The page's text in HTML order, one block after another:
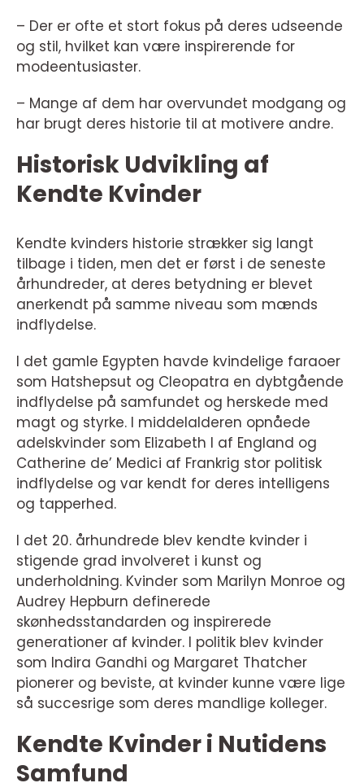
– Der er ofte et stort fokus på deres udseende
og stil, hvilket kan være inspirerende for
modeentusiaster.
– Mange af dem har overvundet modgang og
har brugt deres historie til at motivere andre.
Historisk Udvikling af
Kendte Kvinder
Kendte kvinders historie strækker sig langt
tilbage i tiden, men det er først i de seneste
århundreder, at deres betydning er blevet
anerkendt på samme niveau som mænds
indflydelse.
I det gamle Egypten havde kvindelige faraoer
som Hatshepsut og Cleopatra en dybtgående
indflydelse på samfundet og herskede med
magt og styrke. I middelalderen opnåede
adelskvinder som Elizabeth I af England og
Catherine de’ Medici af Frankrig stor politisk
indflydelse og var kendt for deres intelligens
og tapperhed.
I det 20. århundrede blev kendte kvinder i
stigende grad involveret i kunst og
underholdning. Kvinder som Marilyn Monroe og
Audrey Hepburn definerede
skønhedsstandarden og inspirerede
generationer af kvinder. I politik blev kvinder
som Indira Gandhi og Margaret Thatcher
pionerer og beviste, at kvinder kunne være lige
så succesrige som deres mandlige kolleger.
Kendte Kvinder i Nutidens
Samfund